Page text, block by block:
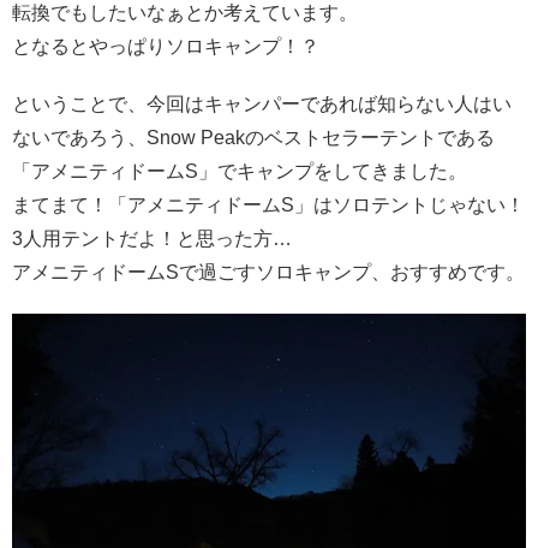
転換でもしたいなぁとか考えています。
となるとやっぱりソロキャンプ！？
ということで、今回はキャンパーであれば知らない人はい
ないであろう、Snow Peakのベストセラーテントである
「アメニティドームS」でキャンプをしてきました。
まてまて！「アメニティドームS」はソロテントじゃない！
3人用テントだよ！と思った方…
アメニティドームSで過ごすソロキャンプ、おすすめです。